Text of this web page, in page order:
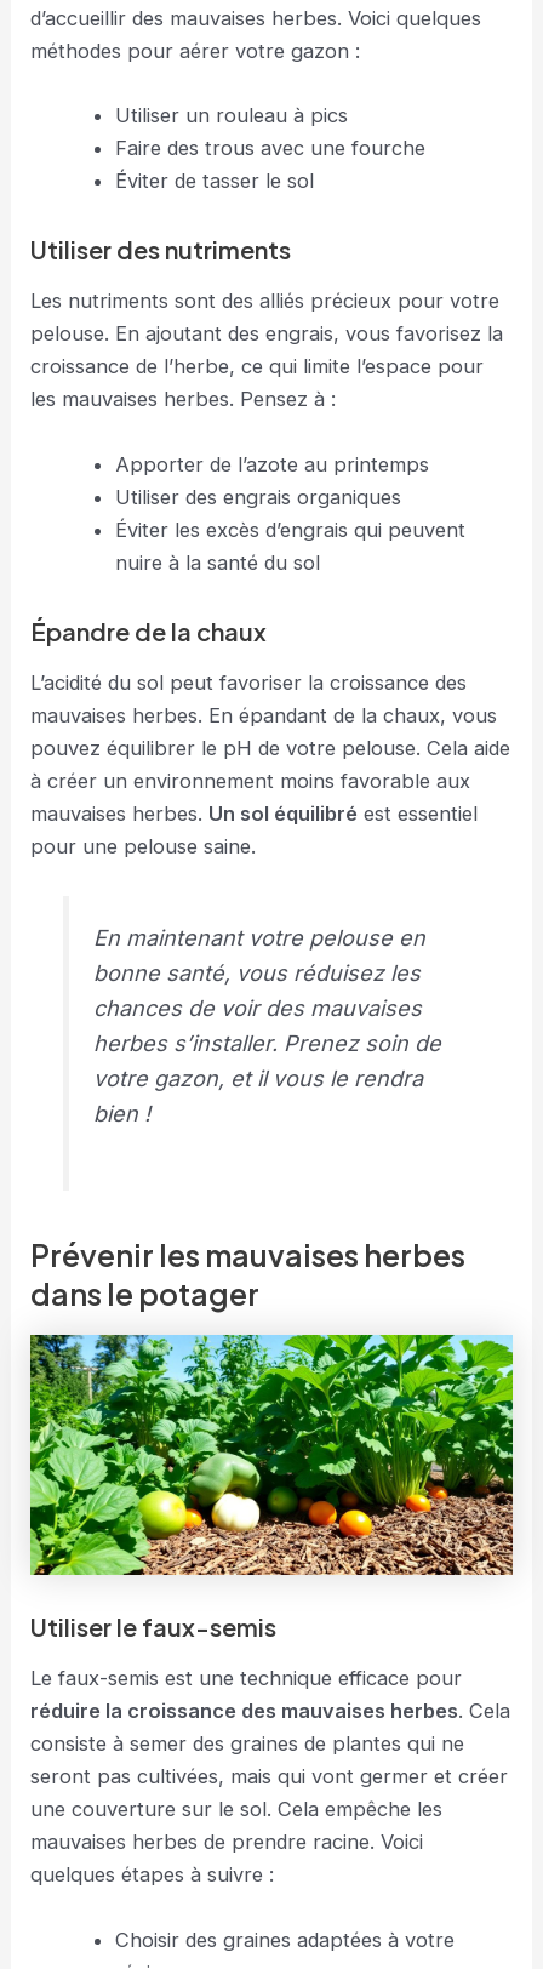
d’accueillir des mauvaises herbes. Voici quelques
méthodes pour aérer votre gazon :
Utiliser un rouleau à pics
Faire des trous avec une fourche
Éviter de tasser le sol
Utiliser des nutriments
Les nutriments sont des alliés précieux pour votre
pelouse. En ajoutant des engrais, vous favorisez la
croissance de l’herbe, ce qui limite l’espace pour
les mauvaises herbes. Pensez à :
Apporter de l’azote au printemps
Utiliser des engrais organiques
Éviter les excès d’engrais qui peuvent
nuire à la santé du sol
Épandre de la chaux
L’acidité du sol peut favoriser la croissance des
mauvaises herbes. En épandant de la chaux, vous
pouvez équilibrer le pH de votre pelouse. Cela aide
à créer un environnement moins favorable aux
mauvaises herbes. Un sol équilibré est essentiel
pour une pelouse saine.
En maintenant votre pelouse en
bonne santé, vous réduisez les
chances de voir des mauvaises
herbes s’installer. Prenez soin de
votre gazon, et il vous le rendra
bien !
Prévenir les mauvaises herbes
dans le potager
Utiliser le faux-semis
Le faux-semis est une technique efficace pour
réduire la croissance des mauvaises herbes. Cela
consiste à semer des graines de plantes qui ne
seront pas cultivées, mais qui vont germer et créer
une couverture sur le sol. Cela empêche les
mauvaises herbes de prendre racine. Voici
quelques étapes à suivre :
Choisir des graines adaptées à votre